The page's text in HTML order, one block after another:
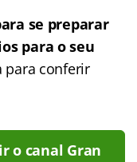
se preparar
para o seu
para conferir
o canal Gran